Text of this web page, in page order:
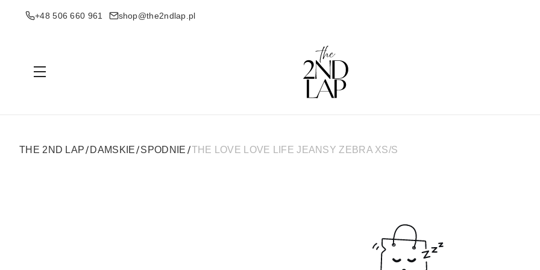
+48 506 660 961 shop@the2ndlap.pl
Menu
THE 2ND LAP DAMSKIE SPODNIE THE LOVE LOVE LIFE JEANSY ZEBRA XS/S